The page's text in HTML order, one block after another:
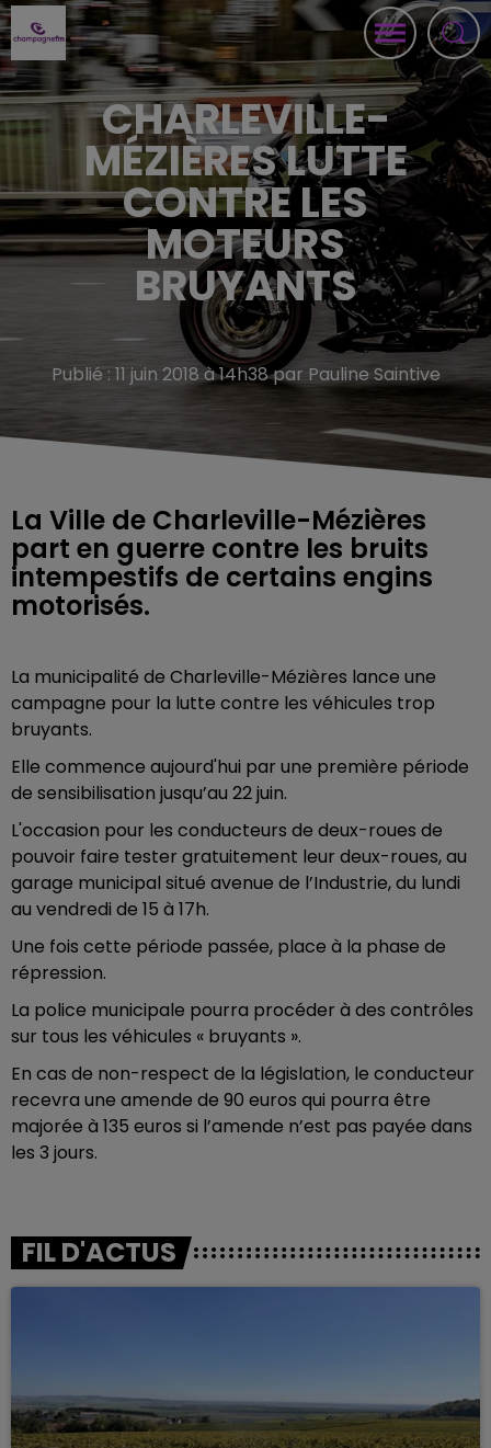
CHARLEVILLE-
MÉZIÈRES LUTTE
CONTRE LES
MOTEURS
BRUYANTS
Publié : 11 juin 2018 à 14h38 par Pauline Saintive
La Ville de Charleville-Mézières
part en guerre contre les bruits
intempestifs de certains engins
motorisés.
La municipalité de Charleville-Mézières lance une
campagne pour la lutte contre les véhicules trop
bruyants.
Elle commence aujourd'hui par une première période
de sensibilisation jusqu’au 22 juin.
L'occasion pour les conducteurs de deux-roues de
pouvoir faire tester gratuitement leur deux-roues, au
garage municipal situé avenue de l’Industrie, du lundi
au vendredi de 15 à 17h.
Une fois cette période passée, place à la phase de
répression.
La police municipale pourra procéder à des contrôles
sur tous les véhicules « bruyants ».
En cas de non-respect de la législation, le conducteur
recevra une amende de 90 euros qui pourra être
majorée à 135 euros si l’amende n’est pas payée dans
les 3 jours.
FIL D'ACTUS